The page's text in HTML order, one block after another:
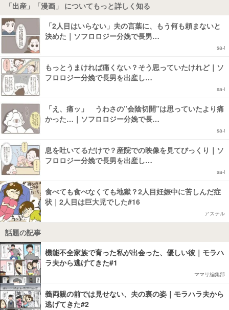
「出産」「漫画」 についてもっと詳しく知る
「2人目はいらない」夫の言葉に、もう何も頼まないと
決めた｜ソフロロジー分娩で長男…
sa-i
もっとうまければ痛くない？そう思っていたけれど｜ソ
フロロジー分娩で長男を出産し…
sa-i
「え、痛ッ」 うわさの”会陰切開”は思っていたより痛
かった…｜ソフロロジー分娩で長…
sa-i
息を吐いてるだけで？産院での映像を見てびっくり｜ソ
フロロジー分娩で長男を出産し…
sa-i
食べても食べなくても地獄？2人目妊娠中に苦しんだ症
状｜2人目は巨大児でした#16
アステル
話題の記事
機能不全家族で育った私が出会った、優しい彼｜モラハ
ラ夫から逃げてきた#1
ママリ編集部
義両親の前では見せない、夫の裏の姿｜モラハラ夫から
逃げてきた#2